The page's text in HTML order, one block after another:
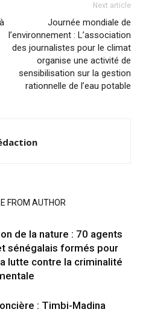
Next article
Journée mondiale de
l’environnement : L’association
des journalistes pour le climat
organise une activité de
sensibilisation sur la gestion
rationnelle de l’eau potable
FROM AUTHOR
de la nature : 70 agents
sénégalais formés pour
lutte contre la criminalité
: Timbi-Madina